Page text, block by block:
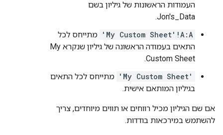
העמודות הראשונות של גיליון בשם
Jon's_Data.
'My Custom Sheet'!A:A מתייחס לכל
התאים בעמודה הראשונה של גיליון שנקרא My
Custom Sheet.
'My Custom Sheet' מתייחס לכל התאים
בגיליון המותאם אישית.
אם שם הגיליון מכיל רווחים או תווים מיוחדים, צריך
להשתמש במירכאות בודדות.